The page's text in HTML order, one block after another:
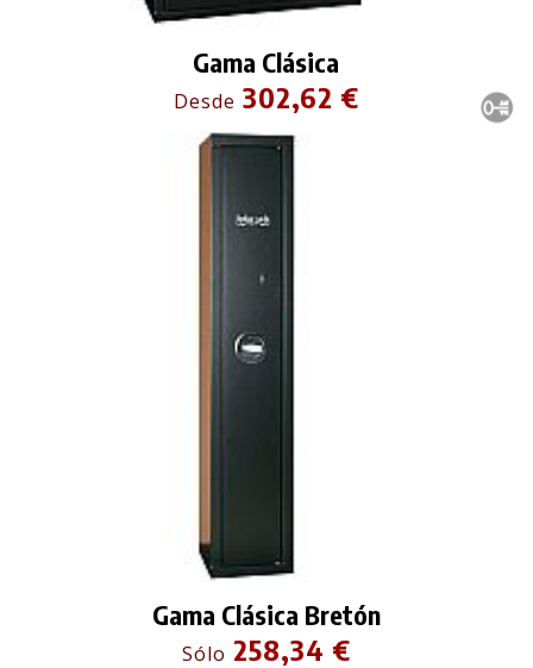
Gama Clásica
Desde 302,62 €
Gama Clásica Bretón
Sólo 258,34 €